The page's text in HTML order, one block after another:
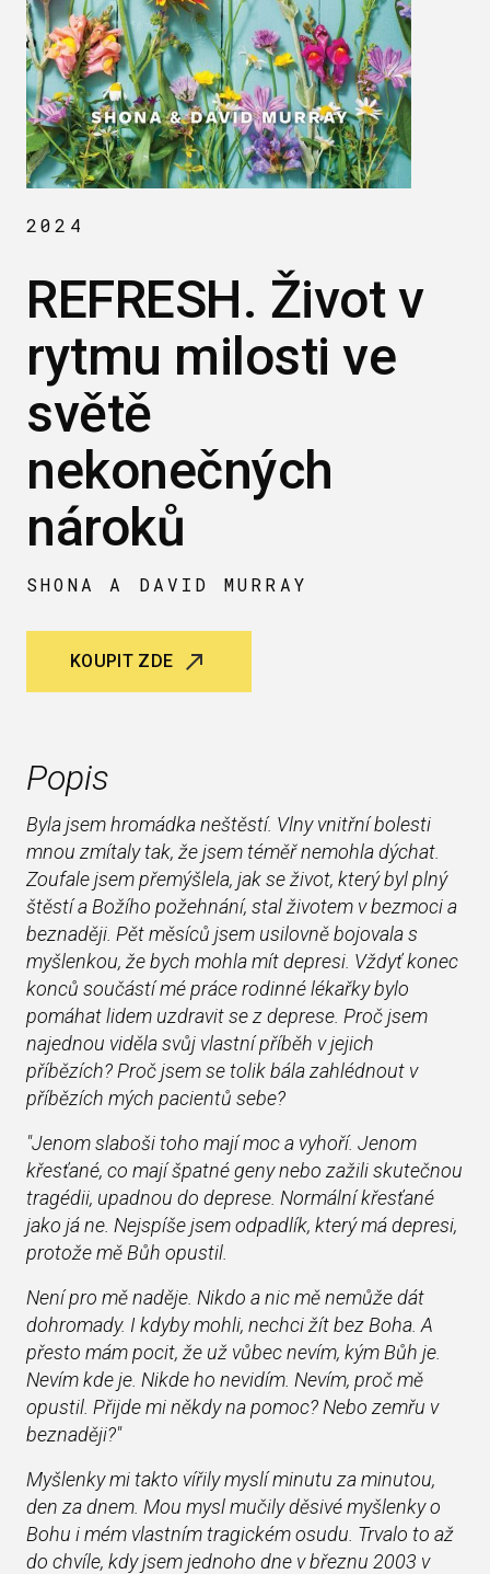
2024
REFRESH. Život v
rytmu milosti ve
světě
nekonečných
nároků
SHONA A DAVID MURRAY
KOUPIT ZDE
Popis
Byla jsem hromádka neštěstí. Vlny vnitřní bolesti
mnou zmítaly tak, že jsem téměř nemohla dýchat.
Zoufale jsem přemýšlela, jak se život, který byl plný
štěstí a Božího požehnání, stal životem v bezmoci a
beznaději. Pět měsíců jsem usilovně bojovala s
myšlenkou, že bych mohla mít depresi. Vždyť konec
konců součástí mé práce rodinné lékařky bylo
pomáhat lidem uzdravit se z deprese. Proč jsem
najednou viděla svůj vlastní příběh v jejich
příbězích? Proč jsem se tolik bála zahlédnout v
příbězích mých pacientů sebe?
"Jenom slaboši toho mají moc a vyhoří. Jenom
křesťané, co mají špatné geny nebo zažili skutečnou
tragédii, upadnou do deprese. Normální křesťané
jako já ne. Nejspíše jsem odpadlík, který má depresi,
protože mě Bůh opustil.
Není pro mě naděje. Nikdo a nic mě nemůže dát
dohromady. I kdyby mohli, nechci žít bez Boha. A
přesto mám pocit, že už vůbec nevím, kým Bůh je.
Nevím kde je. Nikde ho nevidím. Nevím, proč mě
opustil. Přijde mi někdy na pomoc? Nebo zemřu v
beznaději?"
Myšlenky mi takto vířily myslí minutu za minutou,
den za dnem. Mou mysl mučily děsivé myšlenky o
Bohu i mém vlastním tragickém osudu. Trvalo to až
do chvíle, kdy jsem jednoho dne v březnu 2003 v